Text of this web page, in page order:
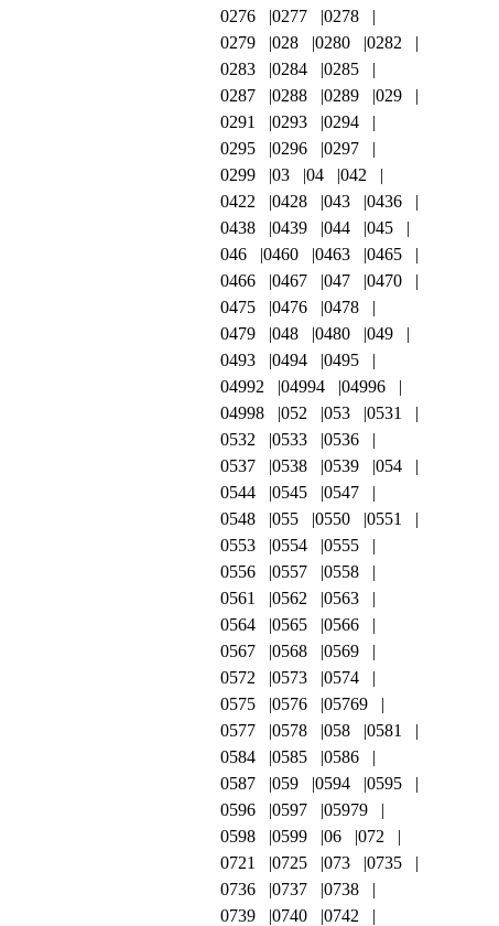
0276
0277
0278
0279
028 0280
0282
0283
0284
0285
0287
0288 0289
029
0291
0293
0294
0295
0296
0297
0299
03 04
042
0422
0428 043
0436
0438
0439 044
045
046
0460 0463
0465
0466
0467 047
0470
0475
0476
0478
0479
048 0480
049
0493
0494
0495
04992
04994
04996
04998
052 053
0531
0532
0533
0536
0537
0538 0539
054
0544
0545
0547
0548
055 0550
0551
0553
0554
0555
0556
0557
0558
0561
0562
0563
0564
0565
0566
0567
0568
0569
0572
0573
0574
0575
0576
05769
0577
0578 058
0581
0584
0585
0586
0587
059 0594
0595
0596
0597
05979
0598
0599 06
072
0721
0725 073
0735
0736
0737
0738
0739
0740
0742